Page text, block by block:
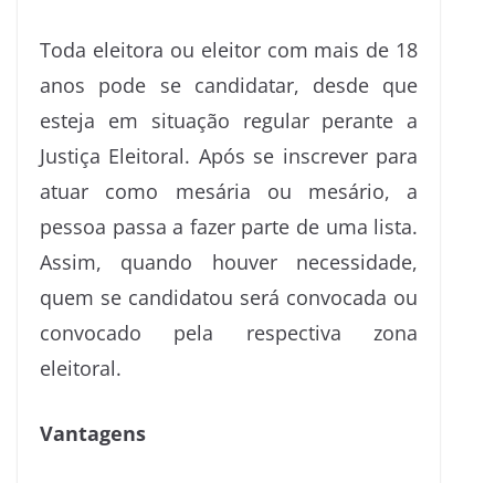
Toda eleitora ou eleitor com mais de 18
anos pode se candidatar, desde que
esteja em situação regular perante a
Justiça Eleitoral. Após se inscrever para
atuar como mesária ou mesário, a
pessoa passa a fazer parte de uma lista.
Assim, quando houver necessidade,
quem se candidatou será convocada ou
convocado pela respectiva zona
eleitoral.
Vantagens